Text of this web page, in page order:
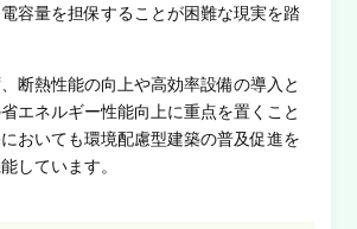
容量を担保することが困難な現実を踏
断熱性能の向上や高効率設備の導入と
エネルギー性能向上に重点を置くこと
おいても環境配慮型建築の普及促進を
しています。